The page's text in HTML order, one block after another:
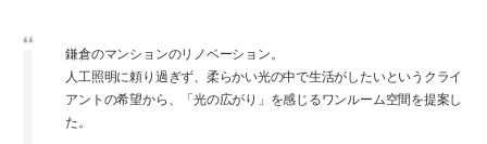
鎌倉のマンションのリノベーション。
人工照明に頼り過ぎず、柔らかい光の中で生活がしたいというクライ
アントの希望から、「光の広がり」を感じるワンルーム空間を提案し
た。